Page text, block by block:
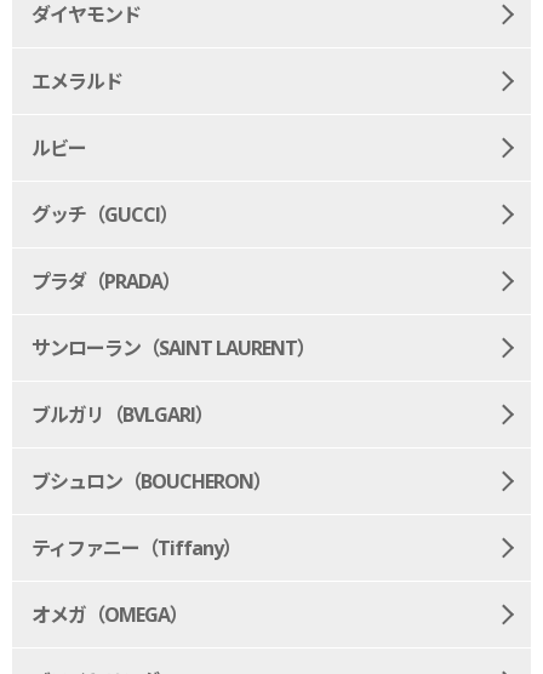
ダイヤモンド
エメラルド
ルビー
グッチ（GUCCI）
プラダ（PRADA）
サンローラン（SAINT LAURENT）
ブルガリ（BVLGARI）
ブシュロン（BOUCHERON）
ティファニー（Tiffany）
オメガ（OMEGA）